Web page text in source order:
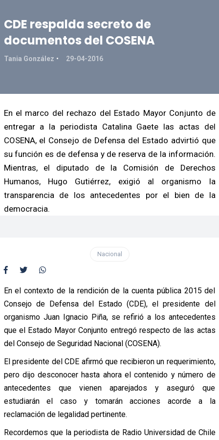
CDE respalda secreto de
documentos del COSENA
Tania González 29-04-2016
En el marco del rechazo del Estado Mayor Conjunto de
entregar a la periodista Catalina Gaete las actas del
COSENA, el Consejo de Defensa del Estado advirtió que
su función es de defensa y de reserva de la información.
Mientras, el diputado de la Comisión de Derechos
Humanos, Hugo Gutiérrez, exigió al organismo la
transparencia de los antecedentes por el bien de la
democracia.
Nacional
En el contexto de la rendición de la cuenta pública 2015 del
Consejo de Defensa del Estado (CDE), el presidente del
organismo Juan Ignacio Piña, se refirió a los antecedentes
que el Estado Mayor Conjunto entregó respecto de las actas
del Consejo de Seguridad Nacional (COSENA).
El presidente del CDE afirmó que recibieron un requerimiento,
pero dijo desconocer hasta ahora el contenido y número de
antecedentes que vienen aparejados y aseguró que
estudiarán el caso y tomarán acciones acorde a la
reclamación de legalidad pertinente.
Recordemos que la periodista de Radio Universidad de Chile